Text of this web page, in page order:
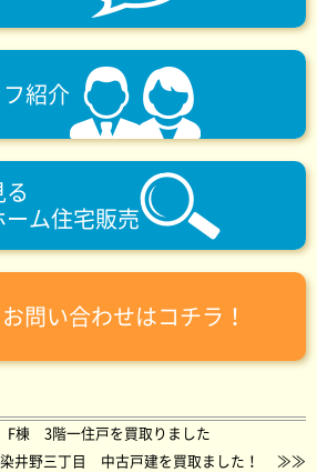
紹介
ム住宅販売
お問い合わせはコチラ！
棟 3階一住戸を買取りました
井野三丁目 中古戸建を買取ました！
≫≫